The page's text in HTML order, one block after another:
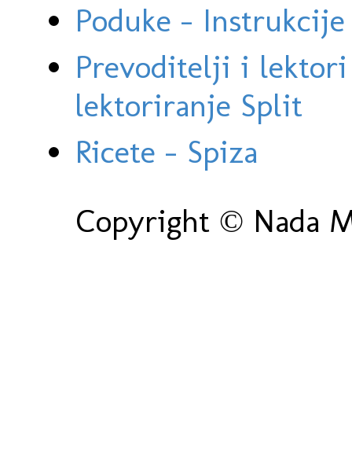
Poduke -
Prevoditelji i
lektoriranje Split
Ricete - Spiza
Copyright © Nada